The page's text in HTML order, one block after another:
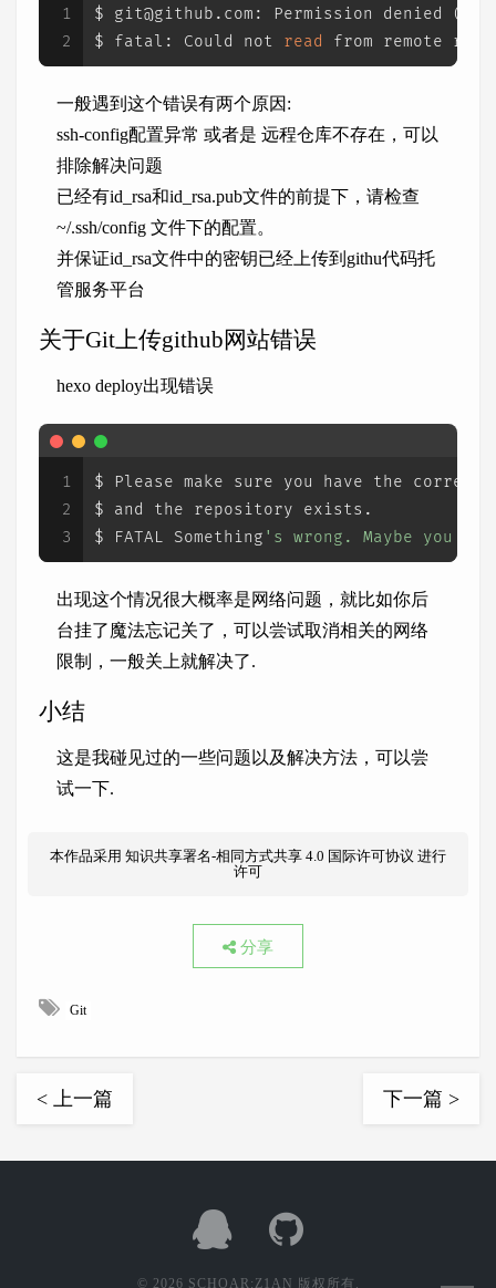
1
2
$ git@github.com: Permission denied
$ fatal: Could not read from remote
一般遇到这个错误有两个原因:
ssh-config配置异常 或者是 远程仓库不存在，可以
排除解决问题
已经有id_rsa和id_rsa.pub文件的前提下，请检查
~/.ssh/config 文件下的配置。
并保证id_rsa文件中的密钥已经上传到githu代码托
管服务平台
关于Git上传github网站错误
hexo deploy出现错误
1
2
3
$ Please make sure you have the correct
$ and the repository exists.
$ FATAL Something 's wrong. Maybe you
出现这个情况很大概率是网络问题，就比如你后
台挂了魔法忘记关了，可以尝试取消相关的网络
限制，一般关上就解决了.
小结
这是我碰见过的一些问题以及解决方法，可以尝
试一下.
本作品采用 知识共享署名-相同方式共享 4.0 国际许可协议 进行
许可
分享
Git
< 上一篇 下一篇 >
© 2026 SCHOAR:Z1AN 版权所有.